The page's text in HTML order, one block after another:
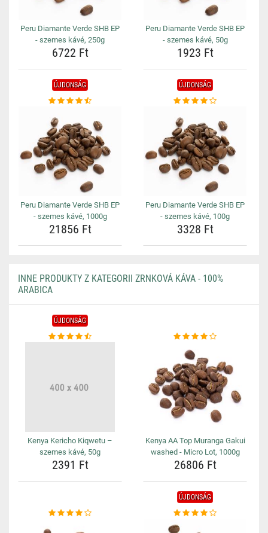
Peru Diamante Verde SHB EP
- szemes kávé, 250g
6722 Ft
Peru Diamante Verde SHB EP
- szemes kávé, 50g
1923 Ft
ÚJDONSÁG
Peru Diamante Verde SHB EP
- szemes kávé, 1000g
21856 Ft
ÚJDONSÁG
Peru Diamante Verde SHB EP
- szemes kávé, 100g
3328 Ft
INNE PRODUKTY Z KATEGORII ZRNKOVÁ KÁVA - 100%
ARABICA
ÚJDONSÁG
Kenya Kericho Kiqwetu –
szemes kávé, 50g
2391 Ft
Kenya AA Top Muranga Gakui
washed - Micro Lot, 1000g
26806 Ft
ÚJDONSÁG